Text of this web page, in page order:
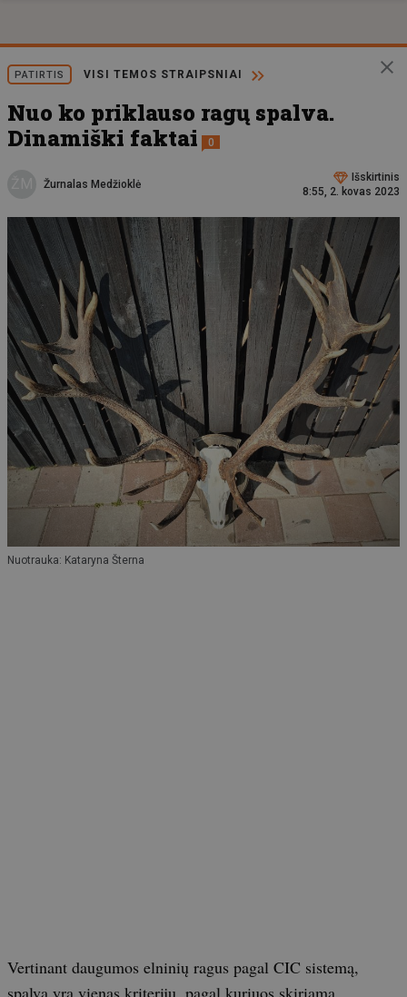
PATIRTIS VISI TEMOS STRAIPSNIAI
Nuo ko priklauso ragų spalva.
Dinamiški faktai
0
Žurnalas Medžioklė
Išskirtinis
8:55, 2. kovas 2023
Nuotrauka: Kataryna Šterna
Vertinant daugumos elninių ragus pagal CIC sistemą,